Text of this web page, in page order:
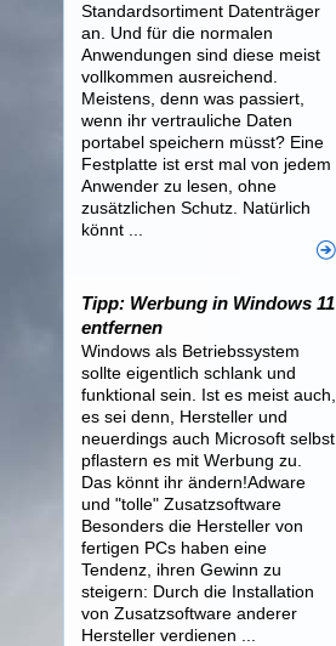
Standardsortiment Datenträger
an. Und für die normalen
Anwendungen sind diese meist
vollkommen ausreichend.
Meistens, denn was passiert,
wenn ihr vertrauliche Daten
portabel speichern müsst? Eine
Festplatte ist erst mal von jedem
Anwender zu lesen, ohne
zusätzlichen Schutz. Natürlich
könnt ...
Tipp: Werbung in Windows 11
entfernen
Windows als Betriebssystem
sollte eigentlich schlank und
funktional sein. Ist es meist auch,
es sei denn, Hersteller und
neuerdings auch Microsoft selbst
pflastern es mit Werbung zu.
Das könnt ihr ändern!Adware
und "tolle" Zusatzsoftware
Besonders die Hersteller von
fertigen PCs haben eine
Tendenz, ihren Gewinn zu
steigern: Durch die Installation
von Zusatzsoftware anderer
Hersteller verdienen ...